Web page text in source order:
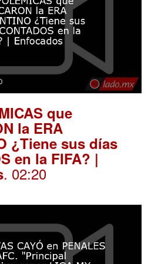
que
la ERA
¿Tiene sus días
en la FIFA? |
. 02:20